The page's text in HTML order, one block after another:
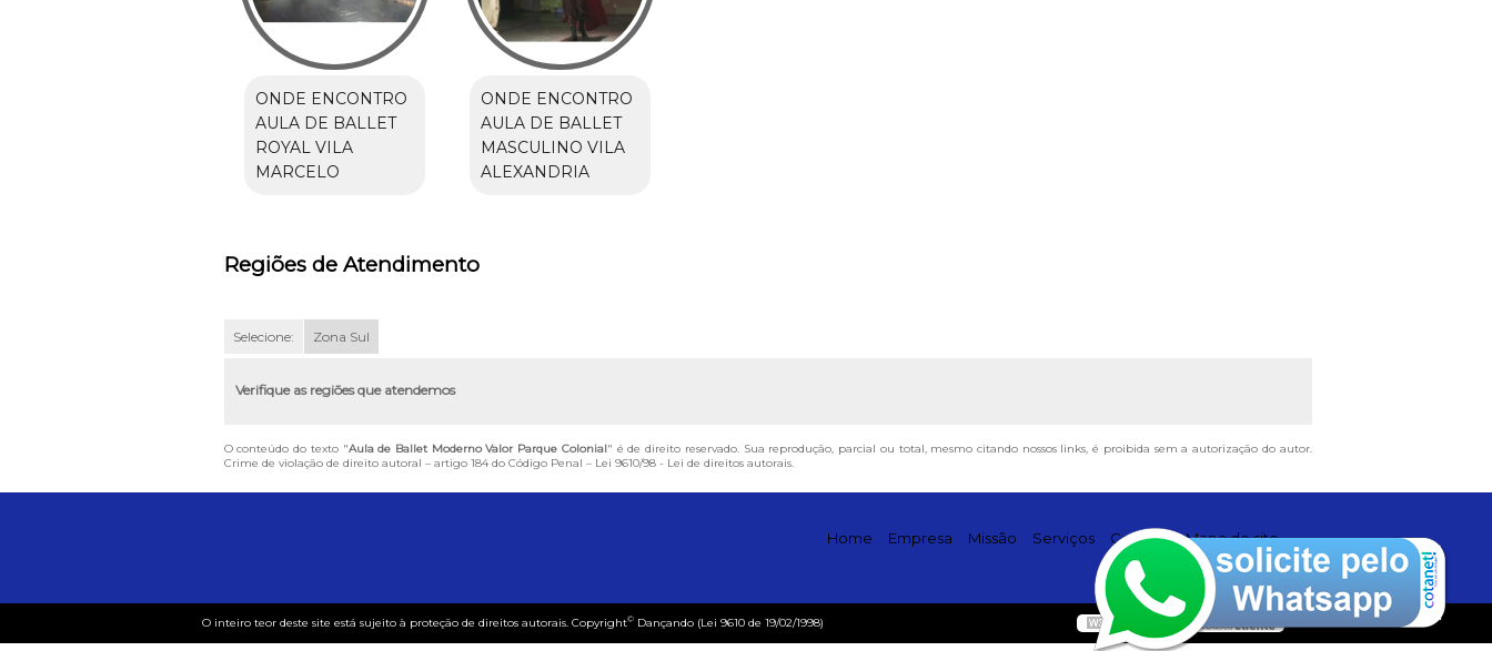
ONDE ENCONTRO
AULA DE BALLET
ROYAL VILA
MARCELO
ONDE ENCONTRO
AULA DE BALLET
MASCULINO VILA
ALEXANDRIA
Regiões de Atendimento
Selecione: Zona Sul
Verifique as regiões que atendemos
O conteúdo do texto "Aula de Ballet Moderno Valor Parque Colonial" é de direito reservado. Sua reprodução, parcial ou total, mesmo citando nossos links, é proibida sem a autorização do autor.
Crime de violação de direito autoral – artigo 184 do Código Penal – Lei 9610/98 - Lei de direitos autorais.
Home Empresa Missão Serviços Contato Mapa do site
O inteiro teor deste site está sujeito à proteção de direitos autorais. Copyright© Dançando (Lei 9610 de 19/02/1998)